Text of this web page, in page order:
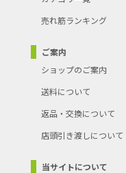
売れ筋ランキング
ご案内
ショップのご案内
送料について
返品・交換について
店頭引き渡しについて
当サイトについて